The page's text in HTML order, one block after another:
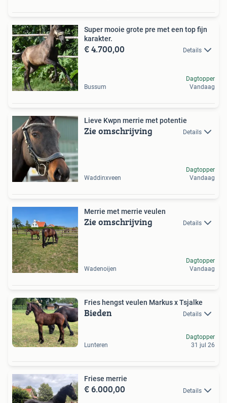
Super mooie grote pre met een top fijn
karakter.
€ 4.700,00 Details
Bussum
Dagtopper
Vandaag
Lieve Kwpn merrie met potentie
Zie omschrijving Details
Waddinxveen
Dagtopper
Vandaag
Merrie met merrie veulen
Zie omschrijving Details
Wadenoijen
Dagtopper
Vandaag
Fries hengst veulen Markus x Tsjalke
Bieden Details
Lunteren
Dagtopper
31 jul 26
Friese merrie
€ 6.000,00 Details